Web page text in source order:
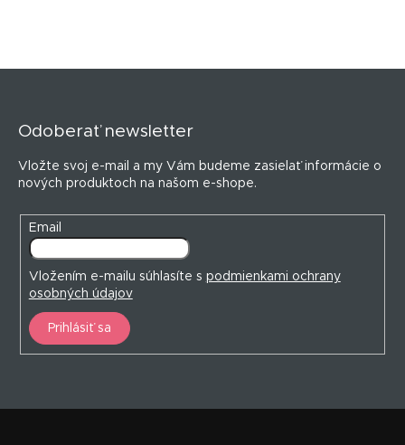
Odoberať newsletter
Vložte svoj e-mail a my Vám budeme zasielať informácie o
nových produktoch na našom e-shope.
Email
Vložením e-mailu súhlasíte s podmienkami ochrany
osobných údajov
Prihlásiť sa